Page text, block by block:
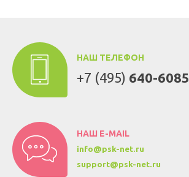
НАШ ТЕЛЕФОН
+7 (495) 640-6085
НАШ E-MAIL
info@psk-net.ru
support@psk-net.ru